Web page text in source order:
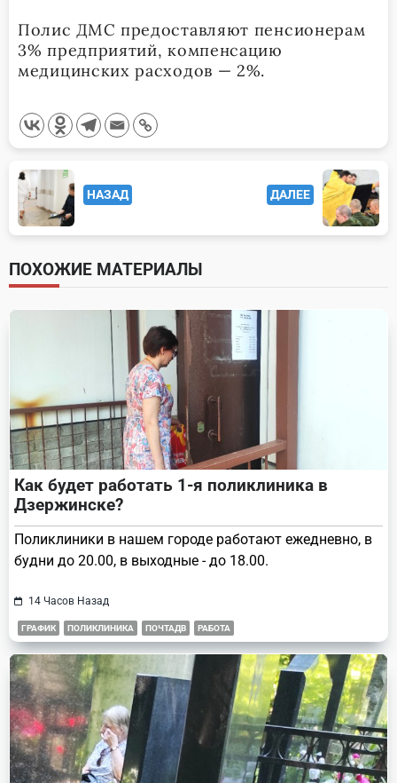
Полис ДМС предоставляют пенсионерам
3% предприятий, компенсацию
медицинских расходов — 2%.
<span
class="nav-
subtitle
screen-
reader-
text">Page</span>
НАЗАД ДАЛЕЕ
ПОХОЖИЕ МАТЕРИАЛЫ
Как будет работать 1-я поликлиника в
Дзержинске?
Поликлиники в нашем городе работают ежедневно, в
будни до 20.00, в выходные - до 18.00.
14 Часов Назад
ГРАФИК ПОЛИКЛИНИКА ПОЧТАДВ РАБОТА